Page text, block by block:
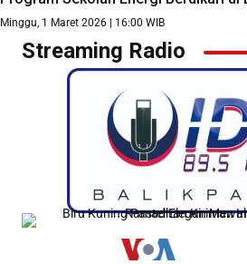
Minggu, 1 Maret 2026 | 16:00 WIB
Streaming Radio